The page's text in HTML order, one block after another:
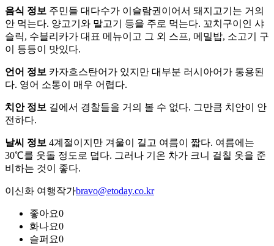
음식 정보 주민들 대다수가 이슬람권이어서 돼지고기는 거의
안 먹는다. 양고기와 말고기 등을 주로 먹는다. 꼬치구이인 샤
슬릭, 수블리카가 대표 메뉴이고 그 외 스프, 메밀밥, 소고기 구
이 등등이 맛있다.
언어 정보 카자흐스탄어가 있지만 대부분 러시아어가 통용된
다. 영어 소통이 매우 어렵다.
치안 정보 길에서 경찰들을 거의 볼 수 없다. 그만큼 치안이 안
전하다.
날씨 정보 4계절이지만 겨울이 길고 여름이 짧다. 여름에는
30℃를 웃돌 정도로 덥다. 그러나 기온 차가 크니 걸칠 옷을 준
비하는 것이 좋다.
이신화 여행작가bravo@etoday.co.kr
좋아요0
화나요0
슬퍼요0